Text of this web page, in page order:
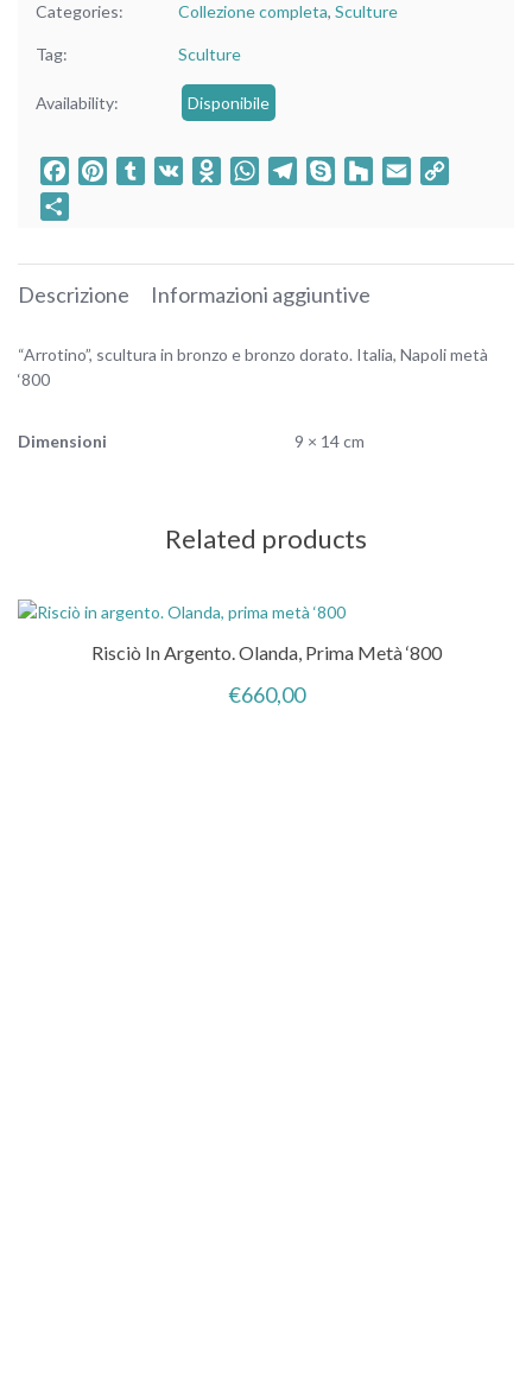
Categories: Collezione completa, Sculture
Tag: Sculture
Availability: Disponibile
FacebookPinterestTumblr
VK Odnoklassniki
WhatsAppTelegram
Skype HouzzEmail
Descrizione Informazioni aggiuntive
“Arrotino”, scultura in bronzo e bronzo dorato. Italia, Napoli metà
‘800
Dimensioni 9 × 14 cm
Related products
Risciò In Argento. Olanda, Prima Metà ‘800
€660,00